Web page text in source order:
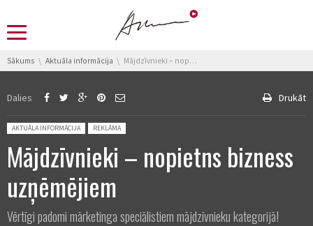
You are here:
Sākums Aktuāla informācija Mājdzīvnieki – nopietns bizness uzņēmējiem
Dalies Drukāt
Posted in:
AKTUĀLA INFORMĀCIJA REKLĀMA
Mājdzīvnieki – nopietns bizness
uzņēmējiem
Vērtīgi padomi mārketinga speciālistiem mājdzīvnieku kategorijā!